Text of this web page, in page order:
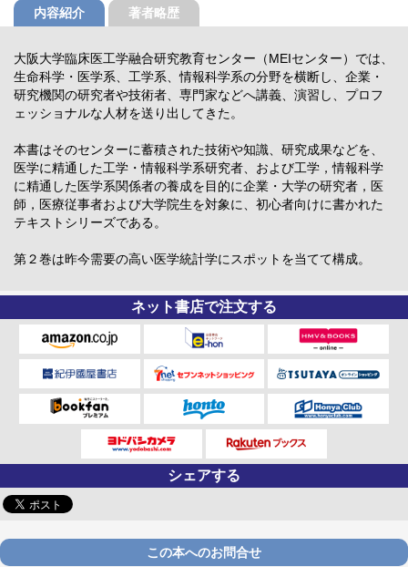
内容紹介 著者略歴
大阪大学臨床医工学融合研究教育センター（MEIセンター）では、
生命科学・医学系、工学系、情報科学系の分野を横断し、企業・
研究機関の研究者や技術者、専門家などへ講義、演習し、プロフ
ェッショナルな人材を送り出してきた。
本書はそのセンターに蓄積された技術や知識、研究成果などを、
医学に精通した工学・情報科学系研究者、および工学，情報科学
に精通した医学系関係者の養成を目的に企業・大学の研究者，医
師，医療従事者および大学院生を対象に、初心者向けに書かれた
テキストシリーズである。
第２巻は昨今需要の高い医学統計学にスポットを当てて構成。
ネット書店で注文する
シェアする
この本へのお問合せ